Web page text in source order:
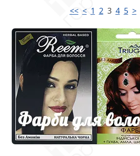
<< < 1 2 3 4 5 >